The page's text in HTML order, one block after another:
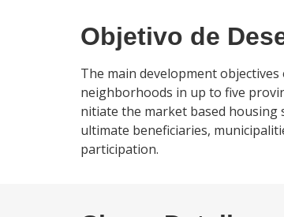
Objetivo de
The main development
neighborhoods in up to five
nitiate the market based
ultimate beneficiaries,
participation.